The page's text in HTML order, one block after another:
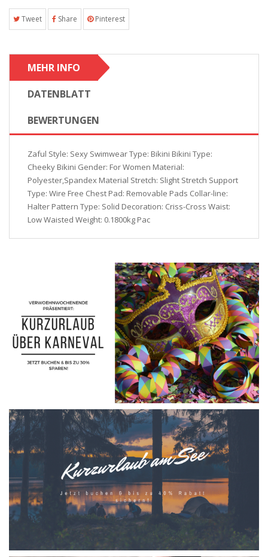
Tweet Share Pinterest
MEHR INFO
DATENBLATT
BEWERTUNGEN
Zaful Style: Sexy Swimwear Type: Bikini Bikini Type:
Cheeky Bikini Gender: For Women Material:
Polyester,Spandex Material Stretch: Slight Stretch Support
Type: Wire Free Chest Pad: Removable Pads Collar-line:
Halter Pattern Type: Solid Decoration: Criss-Cross Waist:
Low Waisted Weight: 0.1800kg Pac